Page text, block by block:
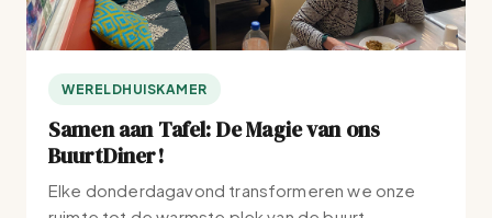
WERELDHUISKAMER
Samen aan Tafel: De Magie van ons
BuurtDiner!
Elke donderdagavond transformeren we onze